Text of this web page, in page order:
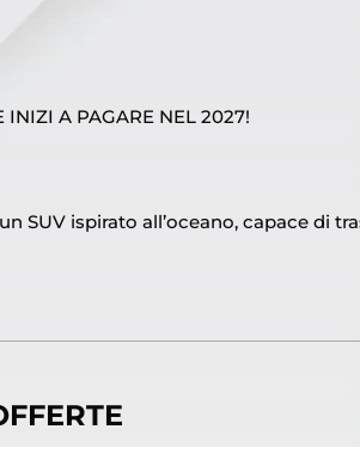
A PAGARE NEL 2027!
SUV ispirato all’oceano, capace di